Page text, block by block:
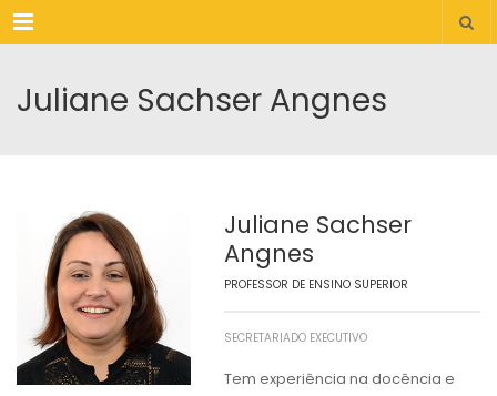
Menu
Juliane Sachser Angnes
Juliane Sachser
Angnes
PROFESSOR DE ENSINO SUPERIOR
SECRETARIADO EXECUTIVO
Tem experiência na docência e